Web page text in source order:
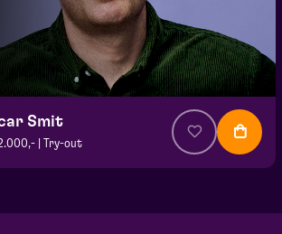
Smit
| Try-out
oktober 2026 | 20:15